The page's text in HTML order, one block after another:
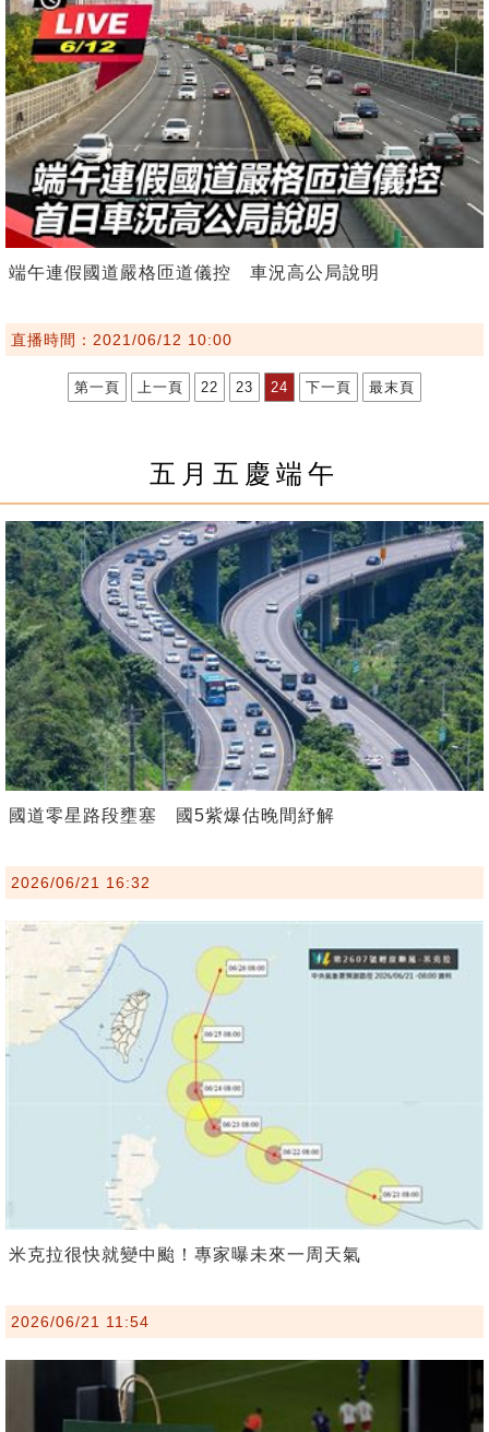
端午連假國道嚴格匝道儀控 車況高公局說明
直播時間：2021/06/12 10:00
第一頁 上一頁 22 23 24 下一頁 最末頁
五月五慶端午
國道零星路段壅塞 國5紫爆估晚間紓解
2026/06/21 16:32
米克拉很快就變中颱！專家曝未來一周天氣
2026/06/21 11:54